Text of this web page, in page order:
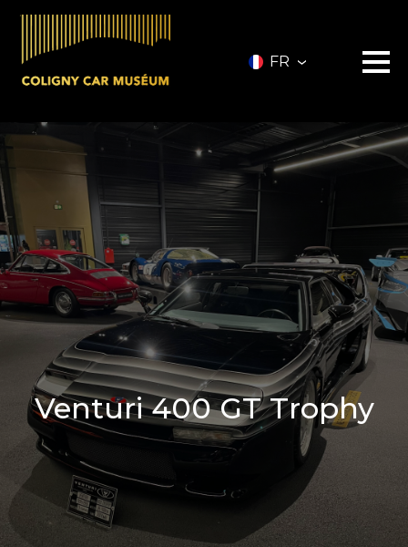
FR
Les véhicules
A vendre
Investir
Nos services
Privatisation
A propos
Partenaires
Infos pratiques
Contact
Billetterie
Venturi 400 GT Trophy